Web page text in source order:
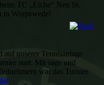
TC „Eiche“ Neu St.
in Worpswede!
auf unserer Tennisanlage
statt. Mit sage und
war das Turnier